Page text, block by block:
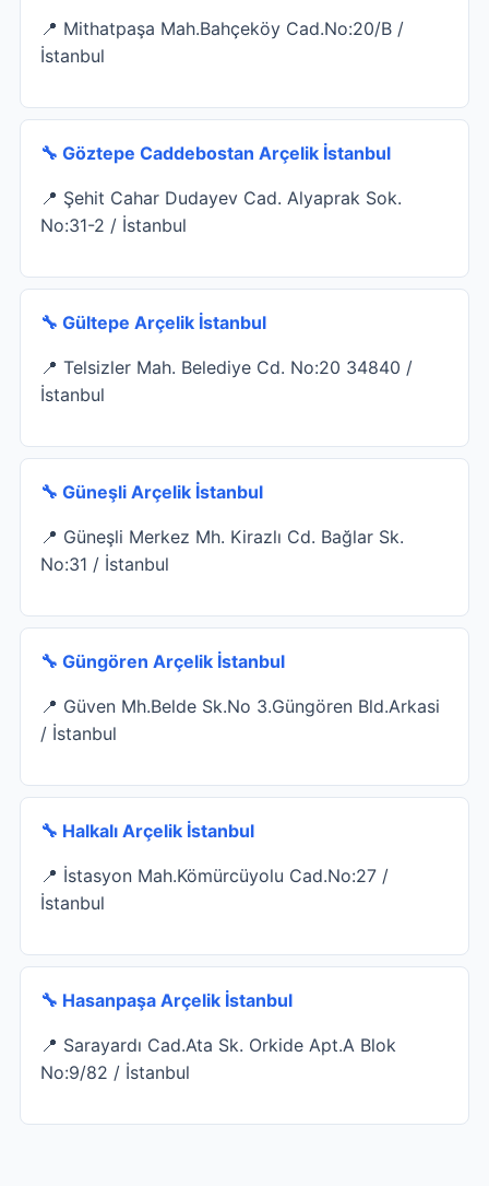
📍 Mithatpaşa Mah.Bahçeköy Cad.No:20/B /
İstanbul
🔧 Göztepe Caddebostan Arçelik İstanbul
📍 Şehit Cahar Dudayev Cad. Alyaprak Sok.
No:31-2 / İstanbul
🔧 Gültepe Arçelik İstanbul
📍 Telsizler Mah. Belediye Cd. No:20 34840 /
İstanbul
🔧 Güneşli Arçelik İstanbul
📍 Güneşli Merkez Mh. Kirazlı Cd. Bağlar Sk.
No:31 / İstanbul
🔧 Güngören Arçelik İstanbul
📍 Güven Mh.Belde Sk.No 3.Güngören Bld.Arkasi
/ İstanbul
🔧 Halkalı Arçelik İstanbul
📍 İstasyon Mah.Kömürcüyolu Cad.No:27 /
İstanbul
🔧 Hasanpaşa Arçelik İstanbul
📍 Sarayardı Cad.Ata Sk. Orkide Apt.A Blok
No:9/82 / İstanbul